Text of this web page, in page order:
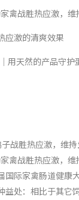
禽战胜热应激，维
应激的清爽效果
用天然的产品守
战胜热应激，维
禽战胜热应激，维
国际家禽肠道健康
益处：相比于其它